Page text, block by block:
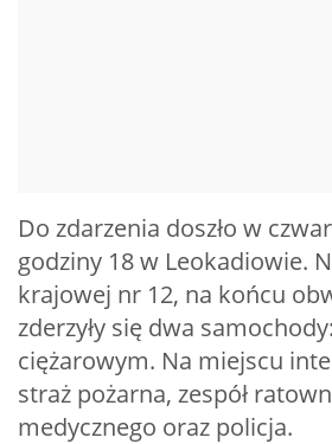
Do zdarzenia doszło w
godziny 18 w Leokadiowie.
krajowej nr 12, na końcu
zderzyły się dwa
ciężarowym. Na miejscu
straż pożarna, zespół
medycznego oraz policja.